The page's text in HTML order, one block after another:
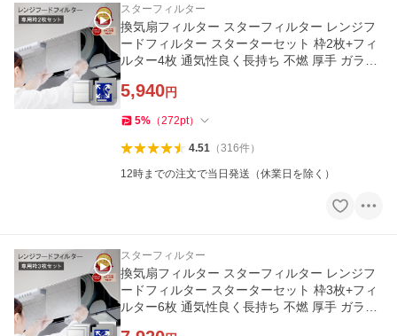
スターフィルター
換気扇フィルター スターフィルター レンジフ
ードフィルター スターターセット 枠2枚+フィ
ルター4枚 通気性良く長持ち 不燃 厚手 ガラス
5,940円
5% （272pt）
4.51（316件）
12時までの注文で当日発送（休業日を除く）
スターフィルター
換気扇フィルター スターフィルター レンジフ
ードフィルター スターターセット 枠3枚+フィ
ルター6枚 通気性良く長持ち 不燃 厚手 ガラス